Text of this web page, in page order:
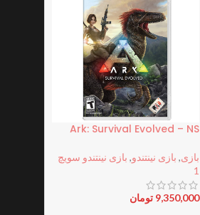
Ark: Survival Evolved – NS
بازی, بازی نینتندو, بازی نینتندو سویچ
1
9,350,000 تومان